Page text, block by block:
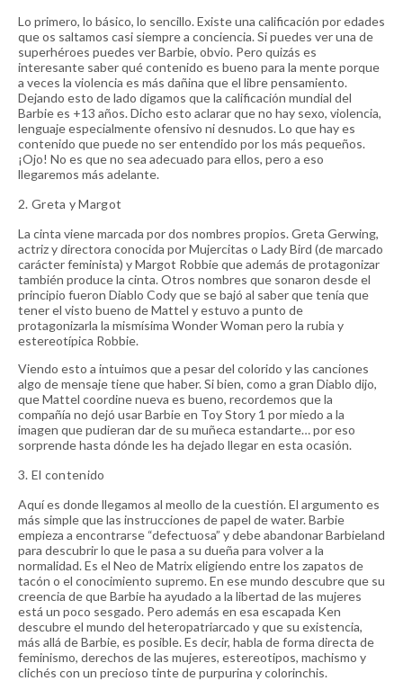
Lo primero, lo básico, lo sencillo. Existe una calificación por edades
que os saltamos casi siempre a conciencia. Si puedes ver una de
superhéroes puedes ver Barbie, obvio. Pero quizás es
interesante saber qué contenido es bueno para la mente porque
a veces la violencia es más dañina que el libre pensamiento.
Dejando esto de lado digamos que la calificación mundial del
Barbie es +13 años. Dicho esto aclarar que no hay sexo, violencia,
lenguaje especialmente ofensivo ni desnudos. Lo que hay es
contenido que puede no ser entendido por los más pequeños.
¡Ojo! No es que no sea adecuado para ellos, pero a eso
llegaremos más adelante.
2. Greta y Margot
La cinta viene marcada por dos nombres propios. Greta Gerwing,
actriz y directora conocida por Mujercitas o Lady Bird (de marcado
carácter feminista) y Margot Robbie que además de protagonizar
también produce la cinta. Otros nombres que sonaron desde el
principio fueron Diablo Cody que se bajó al saber que tenía que
tener el visto bueno de Mattel y estuvo a punto de
protagonizarla la mismísima Wonder Woman pero la rubia y
estereotípica Robbie.
Viendo esto a intuimos que a pesar del colorido y las canciones
algo de mensaje tiene que haber. Si bien, como a gran Diablo dijo,
que Mattel coordine nueva es bueno, recordemos que la
compañía no dejó usar Barbie en Toy Story 1 por miedo a la
imagen que pudieran dar de su muñeca estandarte… por eso
sorprende hasta dónde les ha dejado llegar en esta ocasión.
3. El contenido
Aquí es donde llegamos al meollo de la cuestión. El argumento es
más simple que las instrucciones de papel de water. Barbie
empieza a encontrarse “defectuosa” y debe abandonar Barbieland
para descubrir lo que le pasa a su dueña para volver a la
normalidad. Es el Neo de Matrix eligiendo entre los zapatos de
tacón o el conocimiento supremo. En ese mundo descubre que su
creencia de que Barbie ha ayudado a la libertad de las mujeres
está un poco sesgado. Pero además en esa escapada Ken
descubre el mundo del heteropatriarcado y que su existencia,
más allá de Barbie, es posible. Es decir, habla de forma directa de
feminismo, derechos de las mujeres, estereotipos, machismo y
clichés con un precioso tinte de purpurina y colorinchis.